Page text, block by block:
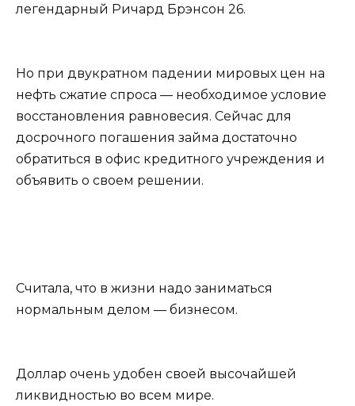
легендарный Ричард Брэнсон 26.
Но при двукратном падении мировых цен на
нефть сжатие спроса — необходимое условие
восстановления равновесия. Сейчас для
досрочного погашения займа достаточно
обратиться в офис кредитного учреждения и
объявить о своем решении.
Считала, что в жизни надо заниматься
нормальным делом — бизнесом.
Доллар очень удобен своей высочайшей
ликвидностью во всем мире.